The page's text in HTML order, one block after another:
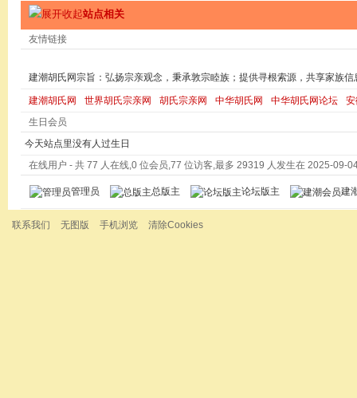
站点相关
友情链接
建潮胡氏网宗旨：弘扬宗亲观念，秉承敦宗睦族；提供寻根索源，共享家族信
建潮胡氏网 世界胡氏宗亲网 胡氏宗亲网 中华胡氏网 中华胡氏网论坛
生日会员
今天站点里没有人过生日
在线用户 - 共 77 人在线,0 位会员,77 位访客,最多 29319 人发生在 2025-09-
管理员 总版主 论坛版主 建
联系我们 无图版 手机浏览 清除Cookies